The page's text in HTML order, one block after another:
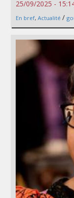
25/09/2025 -
En bref, Actualité /